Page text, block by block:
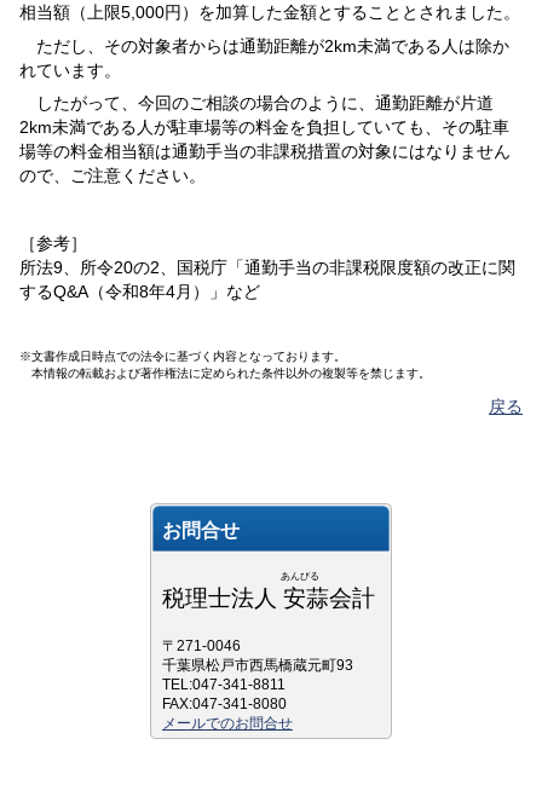
相当額（上限5,000円）を加算した金額とすることとされました。
ただし、その対象者からは通勤距離が2km未満である人は除か
れています。
したがって、今回のご相談の場合のように、通勤距離が片道
2km未満である人が駐車場等の料金を負担していても、その駐車
場等の料金相当額は通勤手当の非課税措置の対象にはなりません
ので、ご注意ください。
［参考］
所法9、所令20の2、国税庁「通勤手当の非課税限度額の改正に関
するQ&A（令和8年4月）」など
※文書作成日時点での法令に基づく内容となっております。
本情報の転載および著作権法に定められた条件以外の複製等を禁じます。
戻る
お問合せ
あんびる
税理士法人 安蒜会計
〒271-0046
千葉県松戸市西馬橋蔵元町93
TEL:047-341-8811
FAX:047-341-8080
メールでのお問合せ